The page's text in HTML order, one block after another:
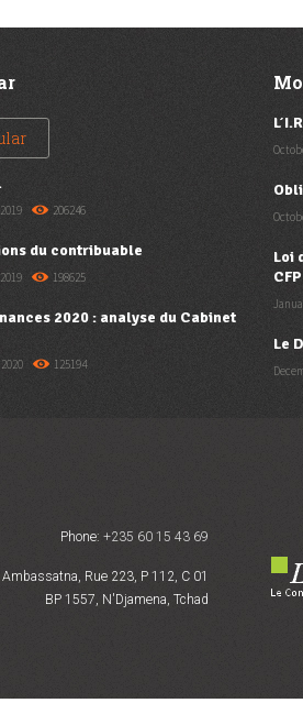
206246
du contribuable
198625
2020 : analyse du Cabinet
125194
Loi
CFP
Le
Phone: +235 60 15 43 69
Ambassatna, Rue 223, P 112, C 01
BP 1557, N'Djamena, Tchad